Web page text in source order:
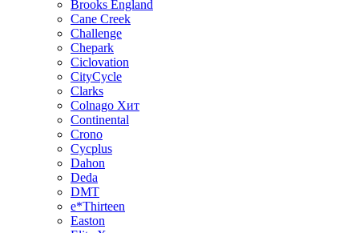
Brooks England
Cane Creek
Challenge
Chepark
Ciclovation
CityCycle
Clarks
Colnago Хит
Continental
Crono
Cycplus
Dahon
Deda
DMT
e*Thirteen
Easton